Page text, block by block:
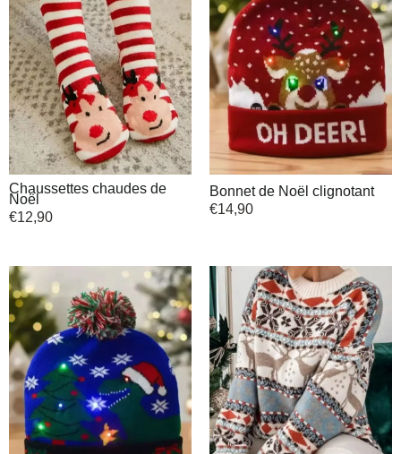
Chaussettes chaudes de
Noël
€12,90
Bonnet de Noël clignotant
€14,90